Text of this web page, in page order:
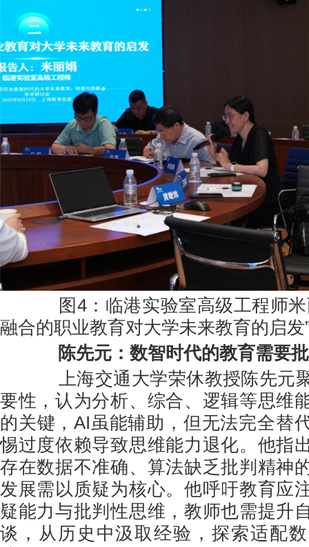
图4：临港实验室高级工程师米
融合的职业教育对大学未来教育的启发
陈先元：数智时代的教育需要
上海交通大学荣休教授陈先元
要性，认为分析、综合、逻辑等思维
的关键，AI虽能辅助，但无法完全替
惕过度依赖导致思维能力退化。他指
存在数据不准确、算法缺乏批判精神
发展需以质疑为核心。他呼吁教育应
疑能力与批判性思维，教师也需提升
谈，从历史中汲取经验，探索适配